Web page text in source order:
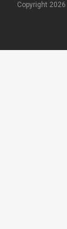
Copyright 2026